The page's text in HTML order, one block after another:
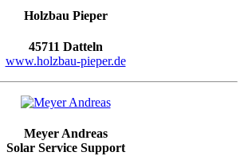
Holzbau Pieper
45711 Datteln
www.holzbau-pieper.de
Meyer Andreas
Solar Service Support